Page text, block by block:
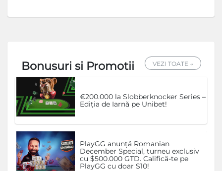
Bonusuri si Promotii VEZI TOATE →
€200.000 la Slobberknocker Series –
Ediția de Iarnă pe Unibet!
PlayGG anunță Romanian
December Special, turneu exclusiv
cu $500.000 GTD. Califică-te pe
PlayGG cu doar $10!